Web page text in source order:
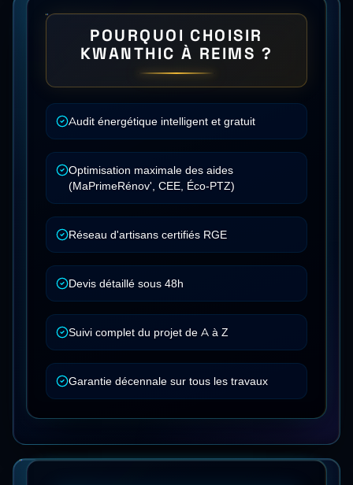
POURQUOI CHOISIR
KWANTHIC À REIMS ?
Audit énergétique intelligent et gratuit
Optimisation maximale des aides
(MaPrimeRénov', CEE, Éco-PTZ)
Réseau d'artisans certifiés RGE
Devis détaillé sous 48h
Suivi complet du projet de A à Z
Garantie décennale sur tous les travaux